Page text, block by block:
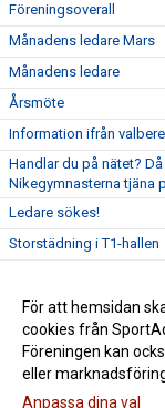
Föreningsoverall
Månadens ledare Mars
Månadens ledare
Årsmöte
Information ifrån
Handlar du på nätet?
Nikegymnasterna tjäna
Ledare sökes!
Storstädning i T1-hallen
Juluppvisningarna 2013
Tack Topp100!
För att hemsidan
cookies från
Föreningen kan
eller
Anpassa dina val